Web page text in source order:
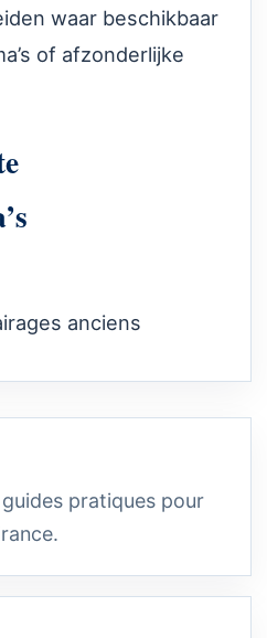
waar beschikbaar
of afzonderlijke
anciens
pratiques pour